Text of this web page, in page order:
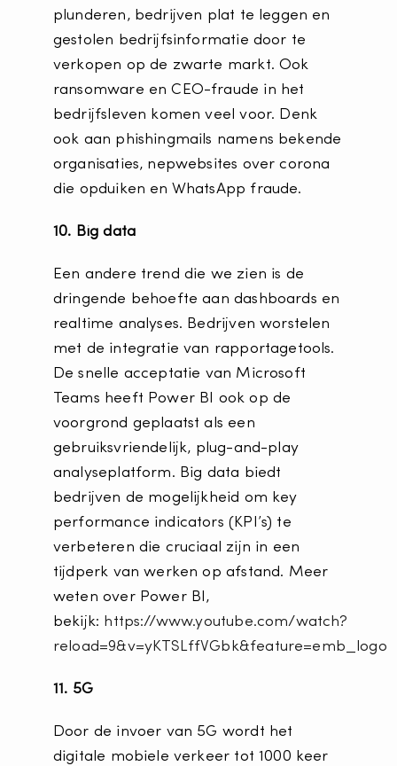
plunderen, bedrijven plat te leggen en
gestolen bedrijfsinformatie door te
verkopen op de zwarte markt. Ook
ransomware en CEO-fraude in het
bedrijfsleven komen veel voor. Denk
ook aan phishingmails namens bekende
organisaties, nepwebsites over corona
die opduiken en WhatsApp fraude.
10. Big data
Een andere trend die we zien is de
dringende behoefte aan dashboards en
realtime analyses. Bedrijven worstelen
met de integratie van rapportagetools.
De snelle acceptatie van Microsoft
Teams heeft Power BI ook op de
voorgrond geplaatst als een
gebruiksvriendelijk, plug-and-play
analyseplatform. Big data biedt
bedrijven de mogelijkheid om key
performance indicators (KPI’s) te
verbeteren die cruciaal zijn in een
tijdperk van werken op afstand. Meer
weten over Power BI,
bekijk: https://www.youtube.com/watch?
reload=9&v=yKTSLffVGbk&feature=emb_logo
11. 5G
Door de invoer van 5G wordt het
digitale mobiele verkeer tot 1000 keer